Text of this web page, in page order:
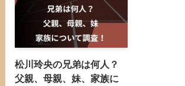
松川玲央の兄弟は何人？
父親、母親、妹、家族に